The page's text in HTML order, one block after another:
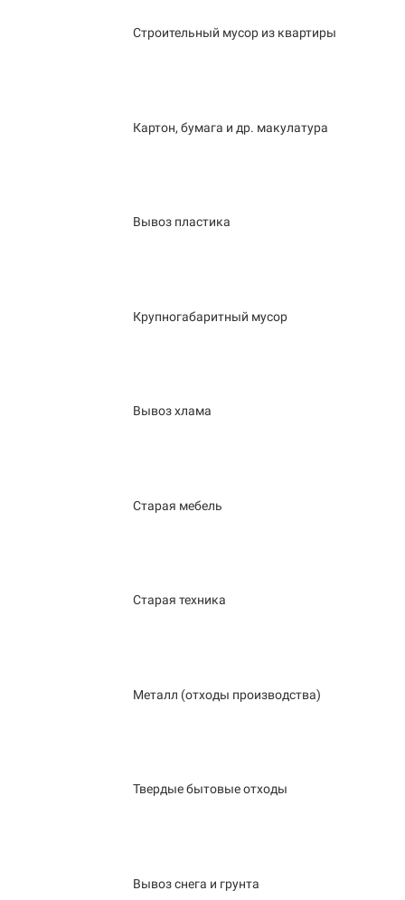
Строительный мусор из квартиры
Картон, бумага и др. макулатура
Вывоз пластика
Крупногабаритный мусор
Вывоз хлама
Старая мебель
Старая техника
Металл (отходы производства)
Твердые бытовые отходы
Вывоз снега и грунта